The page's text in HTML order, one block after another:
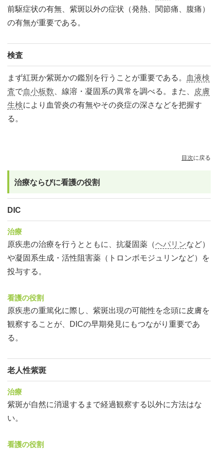
前駆症状の有無、紫斑以外の症状（発熱、関節痛、腹痛）
の有無が重要である。
検査
まず紅斑か紫斑かの鑑別を行うことが重要である。
血液検
査で血小板数 、線溶・凝固系の異常を調べる。また、
皮膚
生検により血管炎の有無やその炎症の深さなどを把握す
る。
目次に戻る
治療ならびに看護の役割
DIC
治療
原疾患の治療を行うとともに、抗凝固薬（ヘパリンなど）
や凝固系生成・活性阻害薬（トロンボモジュリンなど）を
投与する。
看護の役割
原疾患の重篤化に際し、紫斑出現の可能性を念頭に皮膚を
観察することが、DICの早期発見にもつながり重要であ
る。
老人性紫斑
治療
紫斑が自然に消退するまで経過観察する以外に方法はな
い。
看護の役割